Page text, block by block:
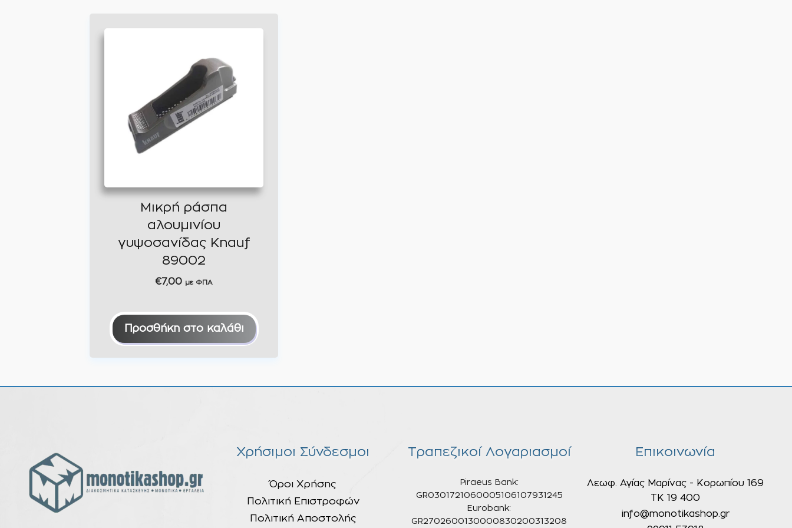
Μικρή ράσπα
αλουμινίου
γυψοσανίδας Knauf
89002
€7,00 με ΦΠΑ
Προσθήκη στο καλάθι
Χρήσιμοι Σύνδεσμοι
Όροι Χρήσης
Πολιτική Επιστροφών
Πολιτική Αποστολής
Τραπεζικοί Λογαριασμοί
Piraeus Bank:
GR0301721060005106107931245
Eurobank:
GR2702600130000830200313208
Επικοινωνία
Λεωφ. Αγίας Μαρίνας - Κορωπίου 169
ΤΚ 19 400
info@monotikashop.gr